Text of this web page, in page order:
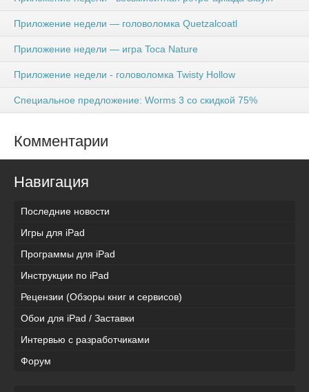
Приложение недели — головоломка Quetzalcoatl
Приложение недели — игра Toca Nature
Приложение недели - головоломка Twisty Hollow
Специальное предложение: Worms 3 со скидкой 75%
Комментарии
Навигация
Последние новости
Игры для iPad
Программы для iPad
Инструкции по iPad
Рецензии (Обзоры книг и сервисов)
Обои для iPad / Заставки
Интервью с разработчиками
Форум